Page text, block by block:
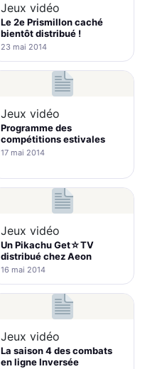
Jeux vidéo
Le 2e Prismillon caché
bientôt distribué !
23 mai 2014
Jeux vidéo
Programme des
compétitions estivales
17 mai 2014
Jeux vidéo
Un Pikachu Get☆TV
distribué chez Aeon
16 mai 2014
Jeux vidéo
La saison 4 des combats
en ligne Inversée